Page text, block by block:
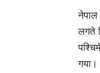
नेपाल
लगते
गया।